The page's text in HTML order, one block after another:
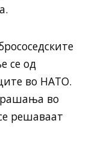
се од
во НАТО.
во
решаваат